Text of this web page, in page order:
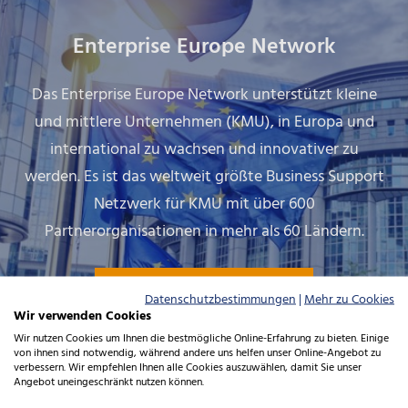
Enterprise Europe Network
Das Enterprise Europe Network unterstützt kleine
und mittlere Unternehmen (KMU), in Europa und
international zu wachsen und innovativer zu
werden. Es ist das weltweit größte Business Support
Netzwerk für KMU mit über 600
Partnerorganisationen in mehr als 60 Ländern.
Mehr erfahren
Datenschutzbestimmungen|Mehr zu Cookies
Wir verwenden Cookies
Wir nutzen Cookies um Ihnen die bestmögliche Online-Erfahrung zu bieten. Einige
von ihnen sind notwendig, während andere uns helfen unser Online-Angebot zu
verbessern. Wir empfehlen Ihnen alle Cookies auszuwählen, damit Sie unser
Angebot uneingeschränkt nutzen können.